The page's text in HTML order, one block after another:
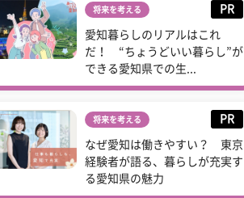
将来を考える PR
愛知暮らしのリアルはこれ
だ！ “ちょうどいい暮らし”が
できる愛知県での生...
将来を考える PR
なぜ愛知は働きやすい？ 東京
経験者が語る、暮らしが充実す
る愛知県の魅力